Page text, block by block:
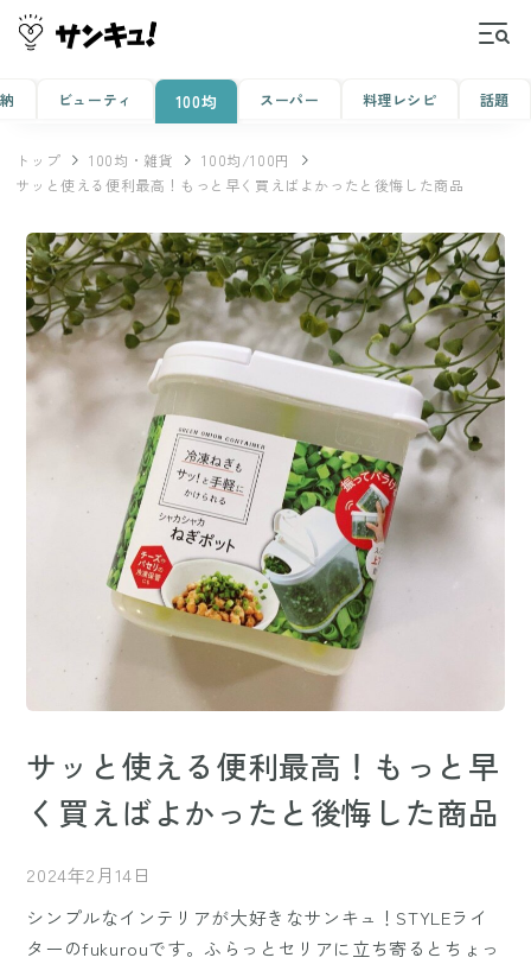
ビューティ 100均 スーパー 料理レシピ 話題
トップ 100均・雑貨
100均/100円
サッと使える便利最高！もっと早く買えばよかったと後悔した商品
サッと使える便利最高！もっと早
く買えばよかったと後悔した商品
2024年2月14日
シンプルなインテリアが大好きなサンキュ！STYLEライ
ターのfukurouです。ふらっとセリアに立ち寄るとちょっ